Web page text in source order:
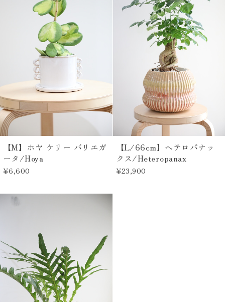
【M】ホヤ ケリー バリエガ
ータ/Hoya
¥6,600
【L/66cm】ヘテロパナッ
クス/Heteropanax
¥23,900